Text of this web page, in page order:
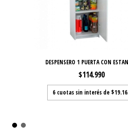
DESPENSERO 1 PUERTA CON
$114.990
6 cuotas sin interés de